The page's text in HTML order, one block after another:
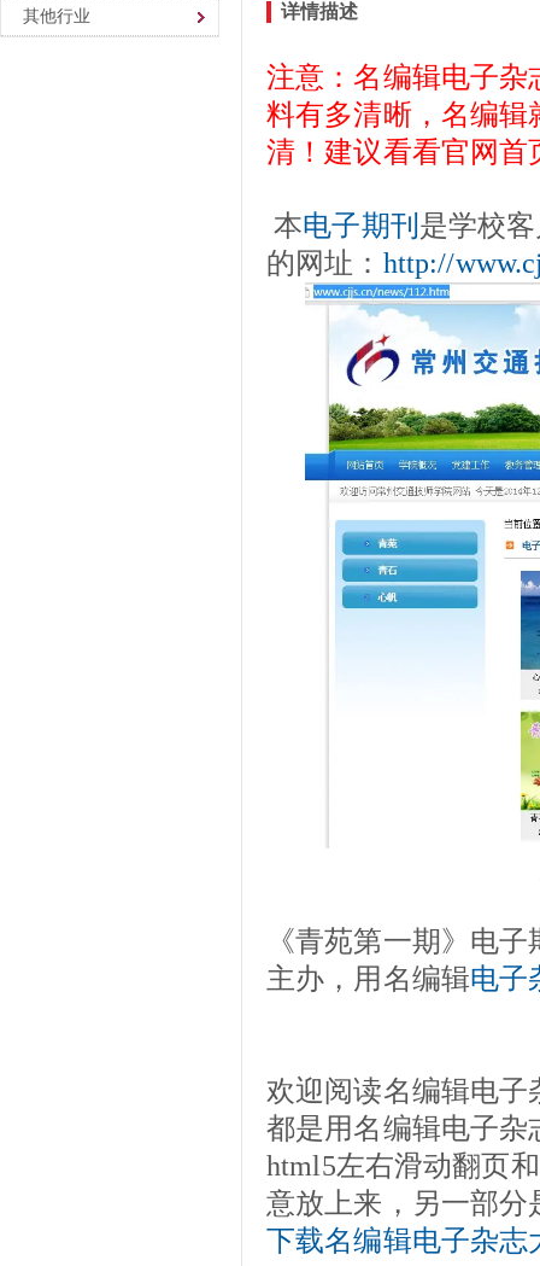
其他行业 详情描述
注意：名编辑电子杂
料有多清晰，名编辑
清！建议看看官网首
本电子期刊 是学校
的网址： http://
《青苑第一期》电
主办，用名编辑电子
欢迎阅读名编辑电
都是用名编辑电子杂
html5左右滑动翻页
意放上来，另一部分
下载名编辑电子杂志